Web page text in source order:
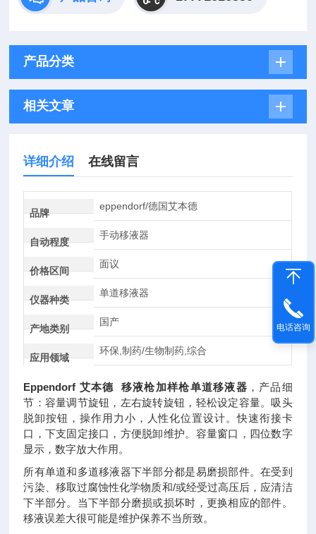
产品分类
相关文章
详细介绍 在线留言
品牌
eppendorf/德国艾本德
自动程度
手动移液器
价格区间
面议
仪器种类
单道移液器
产地类别
国产
应用领域
环保,制药/生物制药,综合
Eppendorf 艾本德 移液枪加样枪单道移液器 ，产品细
节：容量调节旋钮，左右旋转旋钮，轻松设定容量。吸头
脱卸按钮，操作用力小，人性化位置设计。快速衔接卡
口，下支固定接口，方便脱卸维护。容量窗口，四位数字
显示，数字放大作用。
所有单道和多道移液器下半部分都是易磨损部件。在受到
污染、移取过腐蚀性化学物质和/或经受过高压后，应清洁
下半部分。当下半部分磨损或损坏时，更换相应的部件。
移液误差大很可能是维护保养不当所致。
电话咨询